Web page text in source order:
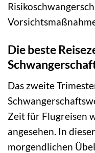
Die beste
Das zweite
Zeit für Flugreisen
angesehen. In
morgendlichen